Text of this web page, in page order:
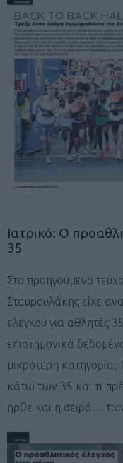
Ιατρικό: Ο
35
Στο προηγούμενο
Σταυρουλάκης είχε
ελέγχου για αθλητές
επιστημονικά
μικρότερη κατηγορία;
κάτω των 35 και τι
ήρθε και η σειρά…